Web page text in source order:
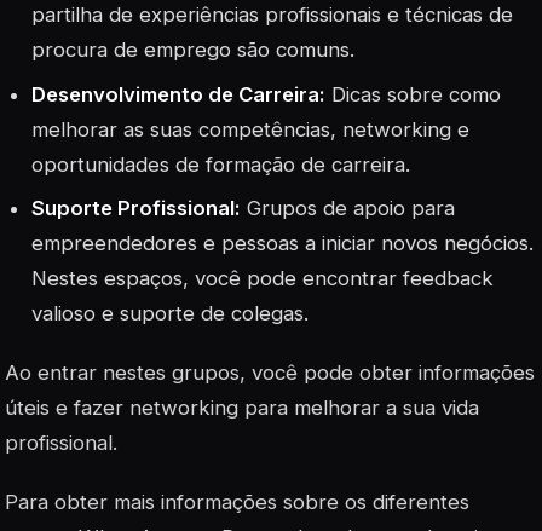
partilha de experiências profissionais e técnicas de
procura de emprego são comuns.
Desenvolvimento de Carreira: Dicas sobre como
melhorar as suas competências, networking e
oportunidades de formação de carreira.
Suporte Profissional: Grupos de apoio para
empreendedores e pessoas a iniciar novos negócios.
Nestes espaços, você pode encontrar feedback
valioso e suporte de colegas.
Ao entrar nestes grupos, você pode obter informações
úteis e fazer networking para melhorar a sua vida
profissional.
Para obter mais informações sobre os diferentes